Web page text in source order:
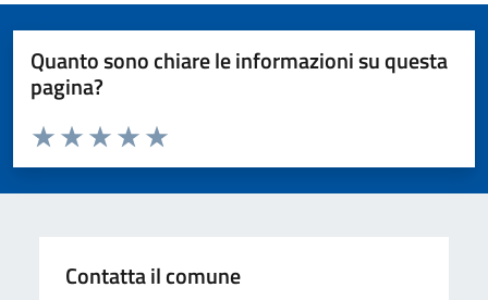
Quanto sono chiare le informazioni su questa
pagina?
Valuta da 1 a 5 stelle la pagina
Valuta 5 stelle su 5
Valuta 4 stelle su 5
Valuta 3 stelle su 5
Valuta 2 stelle su 5
Valuta 1 stelle su 5
Contatta il comune